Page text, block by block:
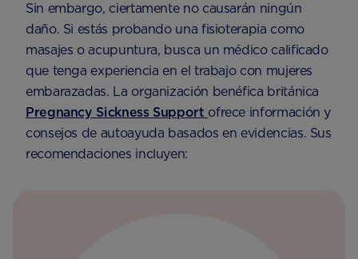
Sin embargo, ciertamente no causarán ningún
daño. Si estás probando una fisioterapia como
masajes o acupuntura, busca un médico calificado
que tenga experiencia en el trabajo con mujeres
embarazadas. La organización benéfica británica
Pregnancy Sickness Support ofrece información y
consejos de autoayuda basados en evidencias. Sus
recomendaciones incluyen: